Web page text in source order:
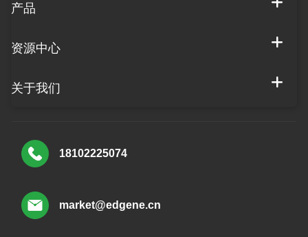
产品
资源中心
关于我们
18102225074
market@edgene.cn